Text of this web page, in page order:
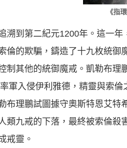
《指
溯到第二紀元1200年。這一
倫的欺騙，鑄造了十九枚統
制其他的統御魔戒。凱勒布
軍入侵伊利雅德，精靈與索
布理鵬試圖據守奧斯特恩艾
類九戒的下落，最終被索倫殺
戒靈。